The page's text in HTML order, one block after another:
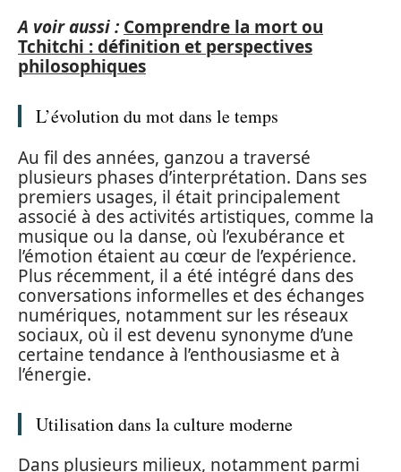
A voir aussi : Comprendre la mort ou
Tchitchi : définition et perspectives
philosophiques
L’évolution du mot dans le temps
Au fil des années, ganzou a traversé
plusieurs phases d’interprétation. Dans ses
premiers usages, il était principalement
associé à des activités artistiques, comme la
musique ou la danse, où l’exubérance et
l’émotion étaient au cœur de l’expérience.
Plus récemment, il a été intégré dans des
conversations informelles et des échanges
numériques, notamment sur les réseaux
sociaux, où il est devenu synonyme d’une
certaine tendance à l’enthousiasme et à
l’énergie.
Utilisation dans la culture moderne
Dans plusieurs milieux, notamment parmi